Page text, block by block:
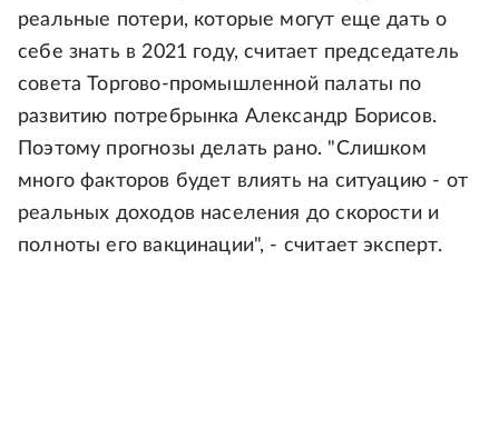
реальные потери, которые могут еще дать о
себе знать в 2021 году, считает председатель
совета Торгово-промышленной палаты по
развитию потребрынка Александр Борисов.
Поэтому прогнозы делать рано. "Слишком
много факторов будет влиять на ситуацию - от
реальных доходов населения до скорости и
полноты его вакцинации", - считает эксперт.